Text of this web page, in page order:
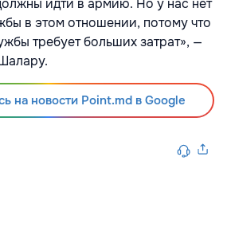
идти в армию. Но у нас нет
в этом отношении, потому что
требует больших затрат», —
на новости Point.md в Google